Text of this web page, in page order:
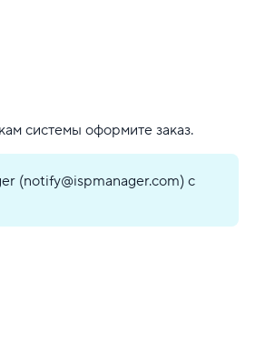
системы оформите заказ.
(notify@ispmanager.com) с